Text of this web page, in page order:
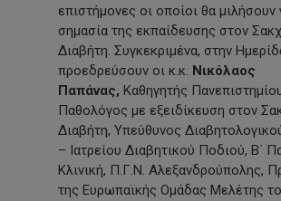
επιστήμονες οι οποίοι θα μιλήσουν
σημασία της εκπαίδευσης στον
Διαβήτη. Συγκεκριμένα, στην
προεδρεύσουν οι κ.κ. Νικόλαος
Παπάνας, Καθηγητής
Παθολόγος με εξειδίκευση στον
Διαβήτη, Υπεύθυνος
– Ιατρείου Διαβητικού Ποδιού, Β΄
Κλινική, Π.Γ.Ν. Αλεξανδρούπολης,
της Ευρωπαϊκής Ομάδας Μελέτης